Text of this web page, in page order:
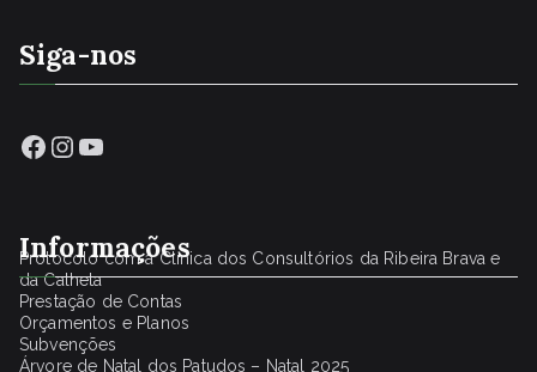
Siga-nos
Facebook
Instagram
YouTube
Informações
Protocolo com a Clínica dos Consultórios da Ribeira Brava e
da Calheta
Prestação de Contas
Orçamentos e Planos
Subvenções
Árvore de Natal dos Patudos – Natal 2025